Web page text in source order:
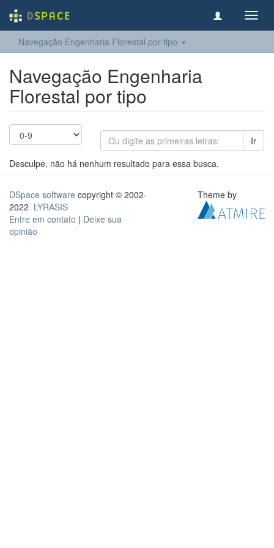
Navegação Engenharia Florestal por tipo
Navegação Engenharia
Florestal por tipo
Ir
Desculpe, não há nenhum resultado para essa busca.
DSpace software copyright © 2002-
2022 LYRASIS
Entre em contato | Deixe sua
opinião
Theme by